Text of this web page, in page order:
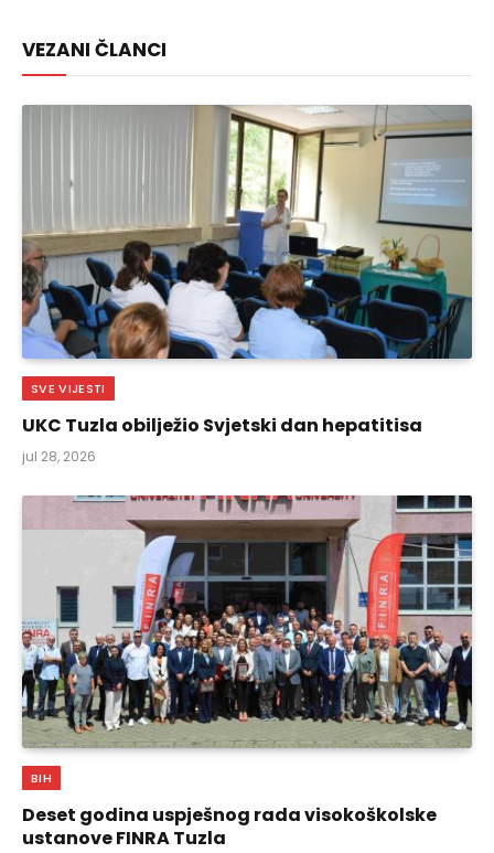
VEZANI ČLANCI
SVE VIJESTI
UKC Tuzla obilježio Svjetski dan hepatitisa
jul 28, 2026
BIH
Deset godina uspješnog rada visokoškolske
ustanove FINRA Tuzla